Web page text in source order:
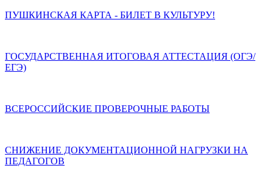
ПУШКИНСКАЯ КАРТА - БИЛЕТ В КУЛЬТУРУ!
ГОСУДАРСТВЕННАЯ ИТОГОВАЯ АТТЕСТАЦИЯ (ОГЭ/
ЕГЭ)
ВСЕРОССИЙСКИЕ ПРОВЕРОЧНЫЕ РАБОТЫ
СНИЖЕНИЕ ДОКУМЕНТАЦИОННОЙ НАГРУЗКИ НА
ПЕДАГОГОВ